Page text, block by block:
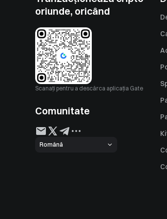
oriunde, oricând
Scanați pentru a descărca aplicația Gate
Comunitate
Română